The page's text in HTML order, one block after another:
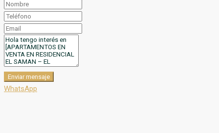
Enviar mensaje
WhatsApp